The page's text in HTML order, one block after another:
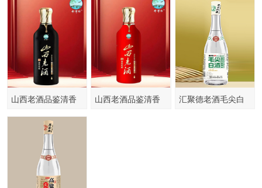
山西老酒品鉴清香
白酒52度
山西老酒品鉴清香
汇聚德老酒毛尖白